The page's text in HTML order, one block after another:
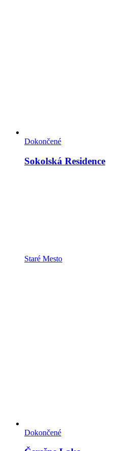
Dokončené
Sokolská Residence
Staré Mesto
Dokončené